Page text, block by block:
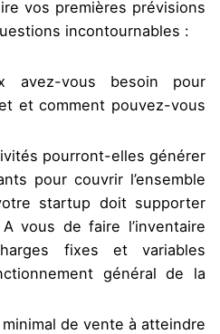
vos premières prévisions
incontournables :
avez-vous besoin pour
et comment pouvez-vous
pourront-elles générer
pour couvrir l’ensemble
startup doit supporter
vous de faire l’inventaire
fixes et variables
général de la
de vente à atteindre